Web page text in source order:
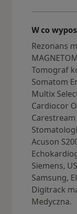
W co
Rezonans
Tomograf
Somatom
Multix
Cardiocor
Carestream
Acuson
Siemens,
Samsung,
Digitrack
Medyczna.